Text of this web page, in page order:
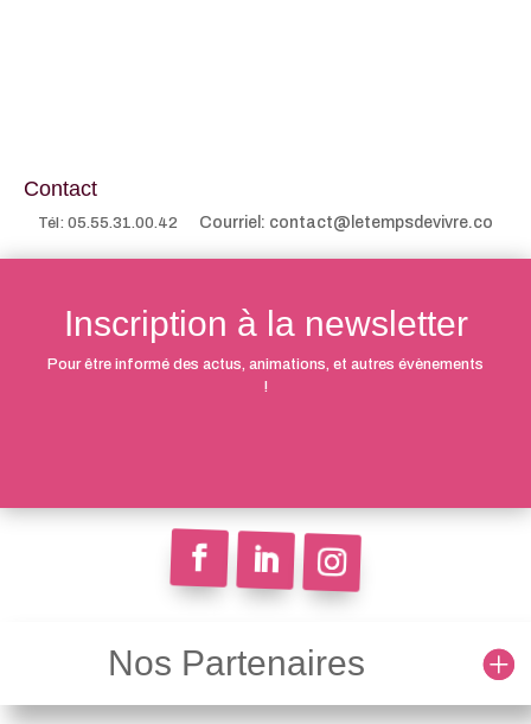
Contact
Tél: 05.55.31.00.42 Courriel: contact@letempsdevivre.co
Inscription à la newsletter
Pour être informé des actus, animations, et autres évènements
!
Nos Partenaires